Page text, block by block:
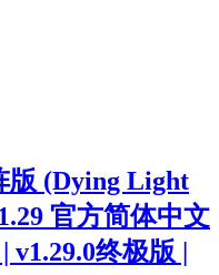
版 (Dying Light
官方简体中文
终极版 |